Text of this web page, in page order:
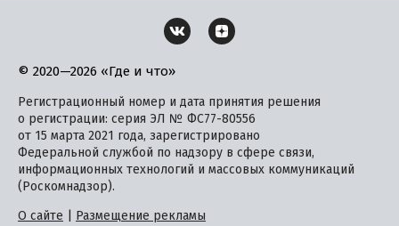
© 2020—2026 «Где и что»
Регистрационный номер и дата принятия решения
о регистрации: серия ЭЛ № ФС77-80556
от 15 марта 2021 года, зарегистрировано
Федеральной службой по надзору в сфере связи,
информационных технологий и массовых коммуникаций
(Роскомнадзор).
О сайте
Размещение рекламы